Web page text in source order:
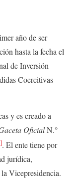
año de ser
hasta la fecha el
de Inversión
Coercitivas
y es creado a
OficialN.°
. El ente tiene por
jurídica,
Vicepresidencia.